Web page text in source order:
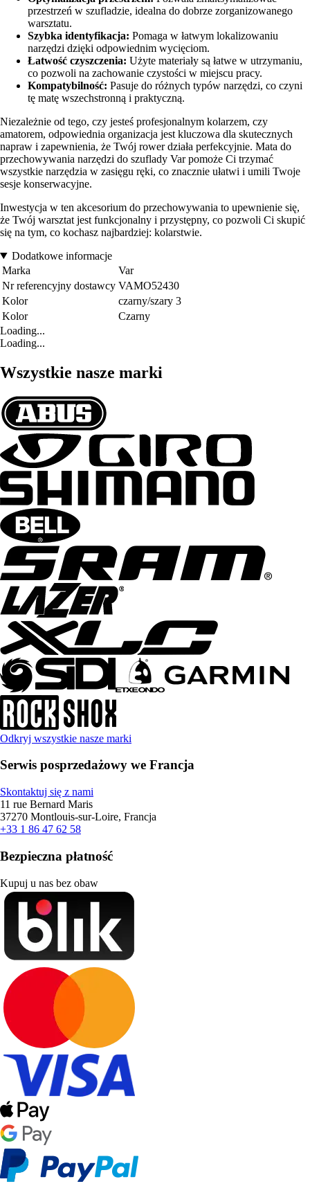
przestrzeń w szufladzie, idealna do dobrze zorganizowanego
warsztatu.
Szybka identyfikacja: Pomaga w łatwym lokalizowaniu
narzędzi dzięki odpowiednim wycięciom.
Łatwość czyszczenia: Użyte materiały są łatwe w utrzymaniu,
co pozwoli na zachowanie czystości w miejscu pracy.
Kompatybilność: Pasuje do różnych typów narzędzi, co czyni
tę matę wszechstronną i praktyczną.
Niezależnie od tego, czy jesteś profesjonalnym kolarzem, czy
amatorem, odpowiednia organizacja jest kluczowa dla skutecznych
napraw i zapewnienia, że Twój rower działa perfekcyjnie. Mata do
przechowywania narzędzi do szuflady Var pomoże Ci trzymać
wszystkie narzędzia w zasięgu ręki, co znacznie ułatwi i umili Twoje
sesje konserwacyjne.
Inwestycja w ten akcesorium do przechowywania to upewnienie się,
że Twój warsztat jest funkcjonalny i przystępny, co pozwoli Ci skupić
się na tym, co kochasz najbardziej: kolarstwie.
Dodatkowe informacje
Marka
Var
Nr referencyjny dostawcy VAMO52430
Kolor
czarny/szary 3
Kolor
Czarny
Loading...
Loading...
Wszystkie nasze marki
Odkryj wszystkie nasze marki
Serwis posprzedażowy we Francja
Skontaktuj się z nami
11 rue Bernard Maris
37270 Montlouis-sur-Loire, Francja
+33 1 86 47 62 58
Bezpieczna płatność
Kupuj u nas bez obaw